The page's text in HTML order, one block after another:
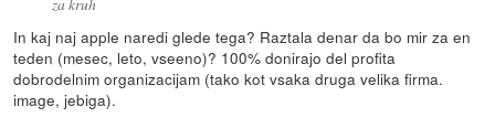
In kaj naj apple naredi glede tega? Raztala denar da bo mir za en
teden (mesec, leto, vseeno)? 100% donirajo del profita
dobrodelnim organizacijam (tako kot vsaka druga velika firma.
image, jebiga).